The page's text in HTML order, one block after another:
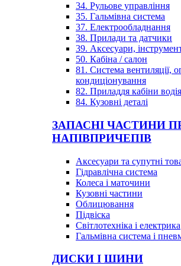
34. Рульове управління
35. Гальмівна система
37. Електрообладнання
38. Прилади та датчики
39. Аксесуари,
50. Кабіна / салон
81. Система вентиляції,
кондиціонування
82. Приладдя кабіни водія
84. Кузовні деталі
ЗАПАСНІ ЧАСТИНИ
НАПІВПРИЧЕПІВ
Аксесуари та супутні
Гідравлічна система
Колеса і маточини
Кузовні частини
Облицювання
Підвіска
Світлотехніка і електрика
Гальмівна система і
ДИСКИ І ШИНИ